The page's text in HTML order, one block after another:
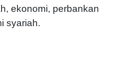
ekonomi, perbankan
syariah.